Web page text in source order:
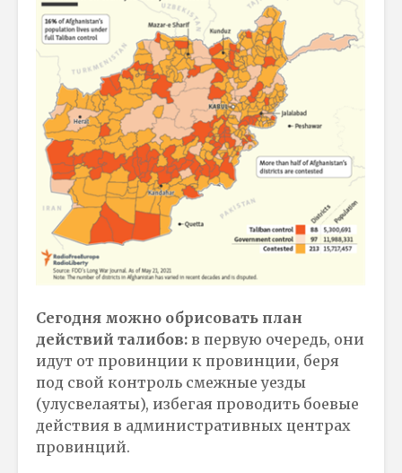
Сегодня можно обрисовать план
действий талибов: в первую очередь, они
идут от провинции к провинции, беря
под свой контроль смежные уезды
(улусвелаяты), избегая проводить боевые
действия в административных центрах
провинций.